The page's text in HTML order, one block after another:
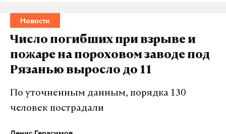
Новости
Число погибших при взрыве и
пожаре на пороховом заводе под
Рязанью выросло до 11
По уточненным данным, порядка 130
человек пострадали